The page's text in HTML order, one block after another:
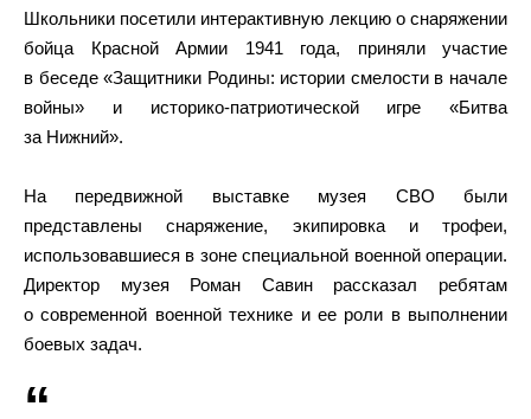
Школьники посетили интерактивную лекцию о снаряжении
бойца Красной Армии 1941 года, приняли участие
в беседе «Защитники Родины: истории смелости в начале
войны» и историко-патриотической игре «Битва
за Нижний».
На передвижной выставке музея СВО были
представлены снаряжение, экипировка и трофеи,
использовавшиеся в зоне специальной военной операции.
Директор музея Роман Савин рассказал ребятам
о современной военной технике и ее роли в выполнении
боевых задач.